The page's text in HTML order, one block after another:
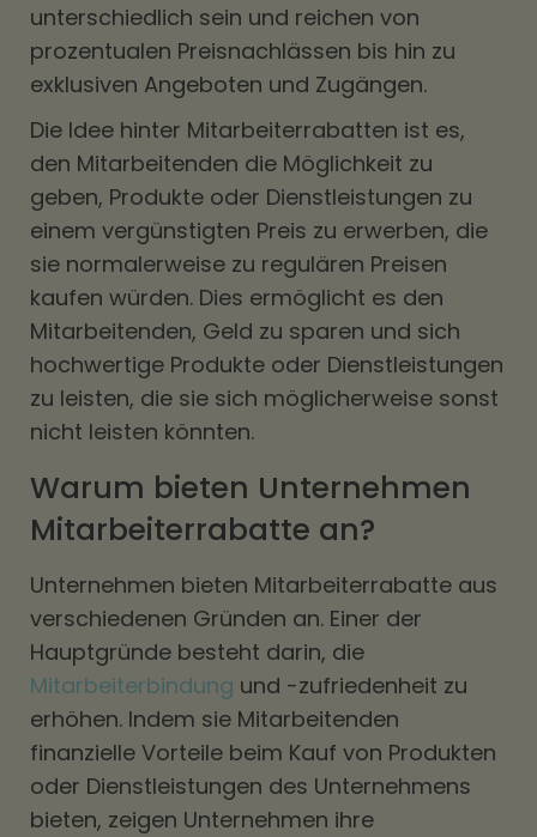
unterschiedlich sein und reichen von
prozentualen Preisnachlässen bis hin zu
exklusiven Angeboten und Zugängen.
Die Idee hinter Mitarbeiterrabatten ist es,
den Mitarbeitenden die Möglichkeit zu
geben, Produkte oder Dienstleistungen zu
einem vergünstigten Preis zu erwerben, die
sie normalerweise zu regulären Preisen
kaufen würden. Dies ermöglicht es den
Mitarbeitenden, Geld zu sparen und sich
hochwertige Produkte oder Dienstleistungen
zu leisten, die sie sich möglicherweise sonst
nicht leisten könnten.
Warum bieten Unternehmen
Mitarbeiterrabatte an?
Unternehmen bieten Mitarbeiterrabatte aus
verschiedenen Gründen an. Einer der
Hauptgründe besteht darin, die
Mitarbeiterbindung und -zufriedenheit zu
erhöhen. Indem sie Mitarbeitenden
finanzielle Vorteile beim Kauf von Produkten
oder Dienstleistungen des Unternehmens
bieten, zeigen Unternehmen ihre